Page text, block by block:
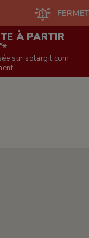
FERMETURE
À PARTIR
sur solargil.com